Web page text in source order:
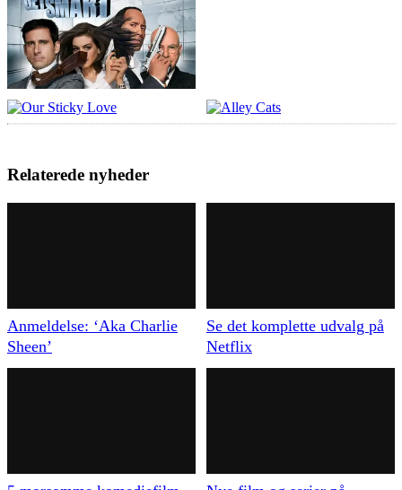
Relaterede nyheder
Anmeldelse: ‘Aka Charlie
Sheen’
Se det komplette udvalg på
Netflix